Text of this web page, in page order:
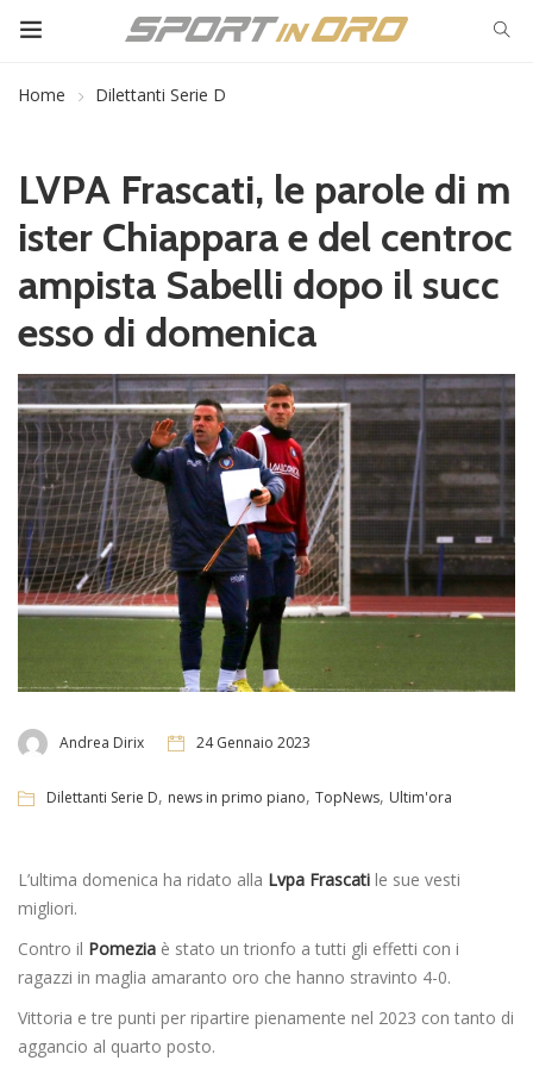
Home Dilettanti Serie D
LVPA Frascati, le parole di m
ister Chiappara e del centroc
ampista Sabelli dopo il succ
esso di domenica
Andrea Dirix 24 Gennaio 2023
Dilettanti Serie D, news in primo piano, TopNews, Ultim'ora
L’ultima domenica ha ridato alla Lvpa Frascati le sue vesti
migliori.
Contro il Pomezia è stato un trionfo a tutti gli effetti con i
ragazzi in maglia amaranto oro che hanno stravinto 4-0.
Vittoria e tre punti per ripartire pienamente nel 2023 con tanto di
aggancio al quarto posto.